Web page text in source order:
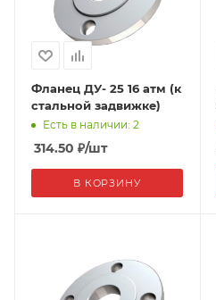
Фланец ДУ- 25 16 атм (к
стальной задвижке)
Есть в наличии: 2
314.50 ₽/шт
В КОРЗИНУ